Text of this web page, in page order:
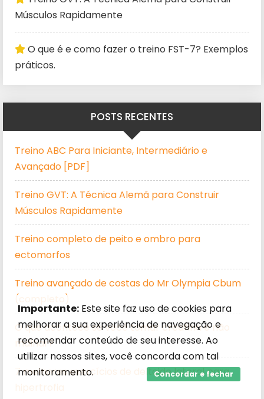
Músculos Rapidamente
O que é e como fazer o treino FST-7? Exemplos
práticos.
POSTS RECENTES
Treino ABC Para Iniciante, Intermediário e
Avançado [PDF]
Treino GVT: A Técnica Alemã para Construir
Músculos Rapidamente
Treino completo de peito e ombro para
ectomorfos
Treino avançado de costas do Mr Olympia Cbum
(completo)
O que acontece se você tomar creatina e não
malhar?
7 melhores exercícios de deltoide lateral para
Importante: Este site faz uso de cookies para
melhorar a sua experiência de navegação e
recomendar conteúdo de seu interesse. Ao
utilizar nossos sites, você concorda com tal
monitoramento.
Concordar e fechar